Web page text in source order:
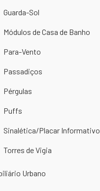
Guarda-Sol
Módulos de Casa de Banho
Para-Vento
Passadiços
Pérgulas
Puffs
Sinalética/Placar Informativo
Torres de Vigia
Urbano